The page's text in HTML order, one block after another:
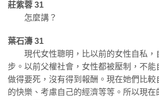
莊紫蓉 31
怎麼講？
葉石濤 31
現代女性聰明，比以前的女性自私，
步。以前父權社會，女性都被壓制，不能
做得要死，沒有得到報酬。現在她們比較
的快樂、考慮自己的經濟等等。所以現在